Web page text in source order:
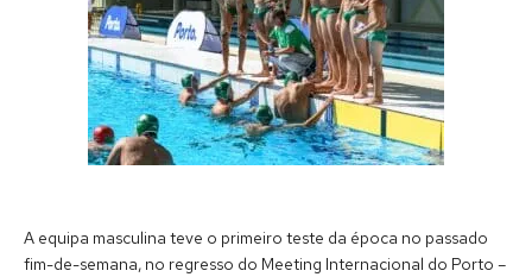
A equipa masculina teve o primeiro teste da época no passado
fim-de-semana, no regresso do Meeting Internacional do Porto –